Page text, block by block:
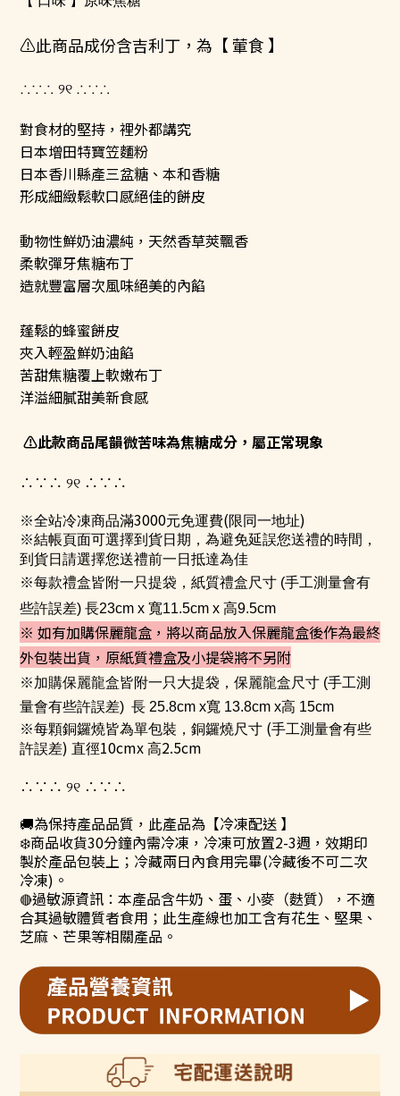
⚠️此商品成份含吉利丁，為【 葷食 】
∴∵∴ ୨୧ ∴∵∴
對食材的堅持，裡外都講究
日本增田特寶笠麵粉
日本香川縣產三盆糖、本和香糖
形成細緻鬆軟口感絕佳的餅皮
動物性鮮奶油濃純，天然香草莢飄香
柔軟彈牙焦糖布丁
造就豐富層次風味絕美的內餡
蓬鬆的蜂蜜餅皮
夾入輕盈鮮奶油餡
苦甜焦糖覆上軟嫩布丁
洋溢細膩甜美新食感
⚠此款商品尾韻微苦味為焦糖成分，屬正常現象
∴∵∴ ୨୧ ∴∵∴
※全站冷凍商品滿3000元免運費(限同一地址)
※結帳頁面可選擇到貨日期，為避免延誤您送禮的時間，
到貨日請選擇您送禮前一日抵達為佳
※每款禮盒皆附一只提袋，紙質禮盒尺寸 (手工測量會有
些許誤差) 長23cm x 寬11.5cm x 高9.5cm
※ 如有加購保麗龍盒，將以商品放入保麗龍盒後作為最終
外包裝出貨，原紙質禮盒及小提袋將不另附
※加購保麗龍盒皆附一只大提袋， 保麗龍盒尺寸 (手工測
量會有些許誤差) 長 25.8cm x寬 13.8cm x高 15cm
※每顆銅鑼燒皆為單包裝，銅鑼燒尺寸 (手工測量會有些
許誤差) 直徑10cmx 高2.5cm
∴∵∴ ୨୧ ∴∵∴
🚚為保持產品品質，此產品為【冷凍配送 】
❄商品收貨30分鐘內需冷凍，冷凍可放置2-3週，效期印
製於產品包裝上；冷藏兩日內食用完畢(冷藏後不可二次
冷凍) 。
🔴過敏源資訊：本產品含牛奶、蛋、小麥（麩質），不適
合其過敏體質者食用；此生產線也加工含有花生、堅果、
芝麻、芒果等相關產品。